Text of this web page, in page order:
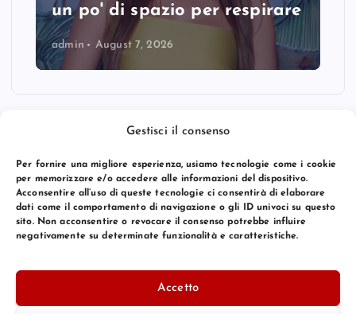
Gestisci il consenso
Per fornire una migliore esperienza, usiamo tecnologie come i cookie
per memorizzare e/o accedere alle informazioni del dispositivo.
Acconsentire all’uso di queste tecnologie ci consentirà di elaborare
dati come il comportamento di navigazione o gli ID univoci su questo
sito. Non acconsentire o revocare il consenso potrebbe influire
negativamente su determinate funzionalità e caratteristiche.
Accetto
un po' di spazio per respirare
admin August 7, 2026